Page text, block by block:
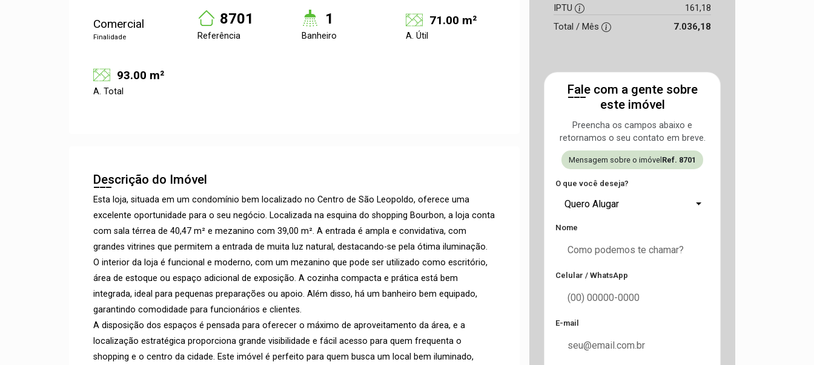
Comercial
Finalidade
8701
Referência
1
Banheiro
71.00 m²
A. Útil
93.00 m²
A. Total
Descrição do Imóvel
Esta loja, situada em um condomínio bem localizado no Centro de São Leopoldo, oferece uma
excelente oportunidade para o seu negócio. Localizada na esquina do shopping Bourbon, a loja conta
com sala térrea de 40,47 m² e mezanino com 39,00 m². A entrada é ampla e convidativa, com
grandes vitrines que permitem a entrada de muita luz natural, destacando-se pela ótima iluminação.
O interior da loja é funcional e moderno, com um mezanino que pode ser utilizado como escritório,
área de estoque ou espaço adicional de exposição. A cozinha compacta e prática está bem
integrada, ideal para pequenas preparações ou apoio. Além disso, há um banheiro bem equipado,
garantindo comodidade para funcionários e clientes.
A disposição dos espaços é pensada para oferecer o máximo de aproveitamento da área, e a
localização estratégica proporciona grande visibilidade e fácil acesso para quem frequenta o
shopping e o centro da cidade. Este imóvel é perfeito para quem busca um local bem iluminado,
IPTU
161,18
Total / Mês
7.036,18
Fale com a gente sobre
este imóvel
Preencha os campos abaixo e
retornamos o seu contato em breve.
Mensagem sobre o imóvel Ref. 8701
O que você deseja?
Quero Alugar
Nome
Celular / WhatsApp
E-mail